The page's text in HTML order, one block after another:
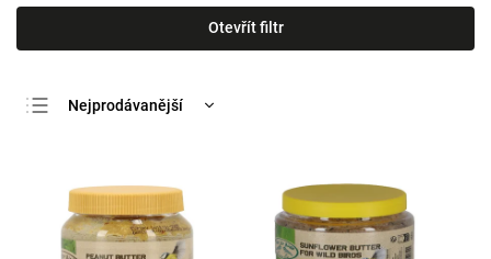
Otevřít filtr
Nejprodávanější
Abecedně